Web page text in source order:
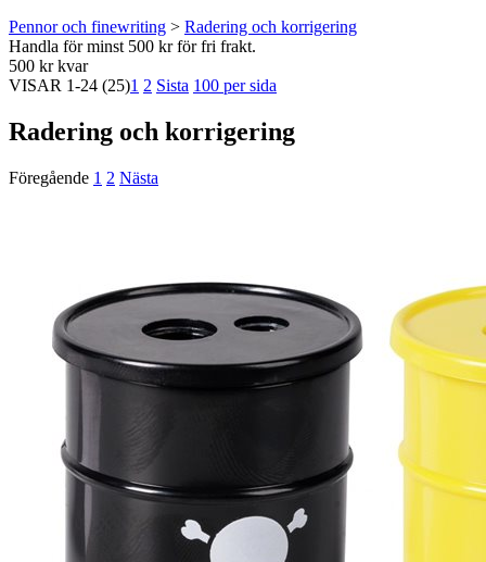
Pennor och finewriting > Radering och korrigering
Handla för minst 500 kr för fri frakt.
500 kr kvar
VISAR 1-24 (25)1 2 Sista 100 per sida
Radering och korrigering
Föregående 1 2 Nästa